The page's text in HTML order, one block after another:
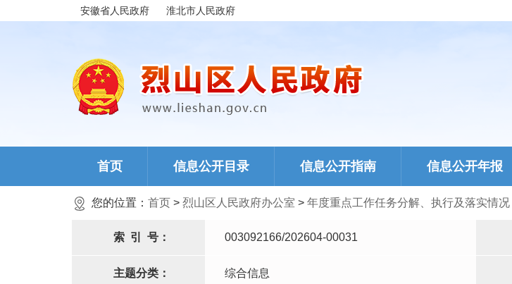
安徽省人民政府 淮北市人民政府
首页 信息公开目录 信息公开指南 信息公开年报
您的位置： 首页 > 烈山区人民政府办公室 > 年度重点工作任务分解、执行及落实情况
索 引 号： 003092166/202604-00031
主题分类： 综合信息